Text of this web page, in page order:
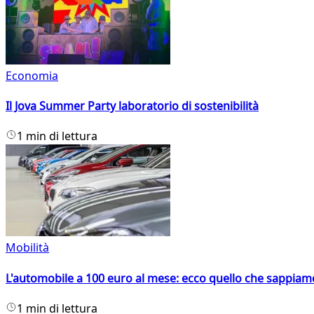
Economia
Il Jova Summer Party laboratorio di sostenibilità
1 min di lettura
Mobilità
L'automobile a 100 euro al mese: ecco quello che
1 min di lettura